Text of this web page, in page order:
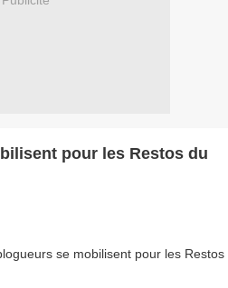
pour les Restos du